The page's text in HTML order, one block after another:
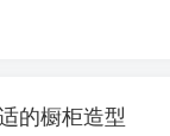
的橱柜造型